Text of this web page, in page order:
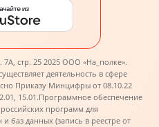
7А, стр. 25 2025 ООО «На_полке».
деятельность в сфере
Приказу Минцифры от 08.10.22
15.01.Программное обеспечение
программ для
баз данных (запись в реестре от